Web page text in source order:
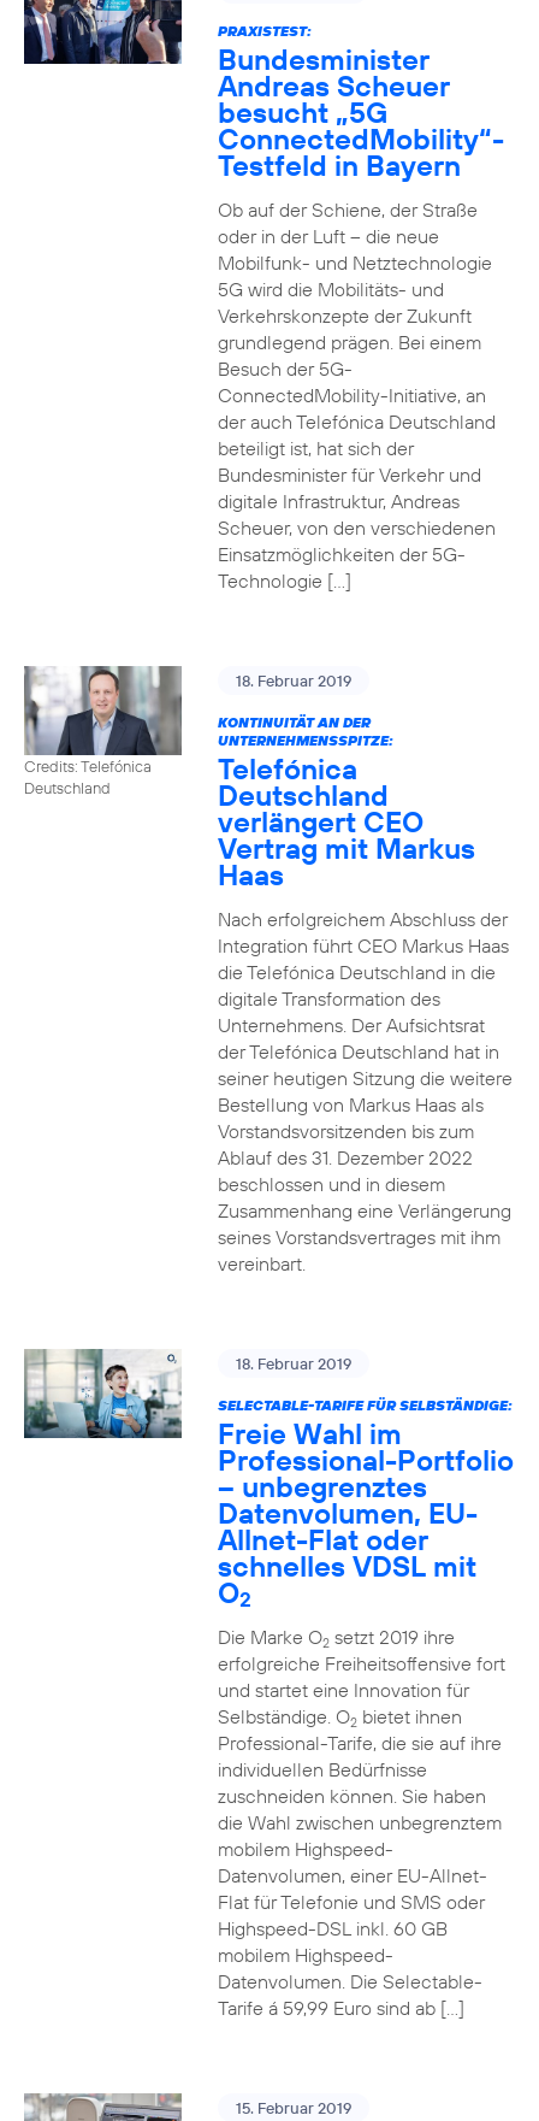
PRAXISTEST:
Bundesminister
Andreas Scheuer
besucht „5G
ConnectedMobility“-
Testfeld in Bayern
Ob auf der Schiene, der Straße
oder in der Luft – die neue
Mobilfunk- und Netztechnologie
5G wird die Mobilitäts- und
Verkehrskonzepte der Zukunft
grundlegend prägen. Bei einem
Besuch der 5G-
ConnectedMobility-Initiative, an
der auch Telefónica Deutschland
beteiligt ist, hat sich der
Bundesminister für Verkehr und
digitale Infrastruktur, Andreas
Scheuer, von den verschiedenen
Einsatzmöglichkeiten der 5G-
Technologie […]
Credits: Telefónica
Deutschland
18. Februar 2019
KONTINUITÄT AN DER
UNTERNEHMENSSPITZE:
Telefónica
Deutschland
verlängert CEO
Vertrag mit Markus
Haas
Nach erfolgreichem Abschluss der
Integration führt CEO Markus Haas
die Telefónica Deutschland in die
digitale Transformation des
Unternehmens. Der Aufsichtsrat
der Telefónica Deutschland hat in
seiner heutigen Sitzung die weitere
Bestellung von Markus Haas als
Vorstandsvorsitzenden bis zum
Ablauf des 31. Dezember 2022
beschlossen und in diesem
Zusammenhang eine Verlängerung
seines Vorstandsvertrages mit ihm
vereinbart.
18. Februar 2019
SELECTABLE-TARIFE FÜR SELBSTÄNDIGE:
Freie Wahl im
Professional-Portfolio
– unbegrenztes
Datenvolumen, EU-
Allnet-Flat oder
schnelles VDSL mit
O2
Die Marke O2setzt 2019 ihre
erfolgreiche Freiheitsoffensive fort
und startet eine Innovation für
Selbständige. O2bietet ihnen
Professional-Tarife, die sie auf ihre
individuellen Bedürfnisse
zuschneiden können. Sie haben
die Wahl zwischen unbegrenztem
mobilem Highspeed-
Datenvolumen, einer EU-Allnet-
Flat für Telefonie und SMS oder
Highspeed-DSL inkl. 60 GB
mobilem Highspeed-
Datenvolumen. Die Selectable-
Tarife á 59,99 Euro sind ab […]
15. Februar 2019